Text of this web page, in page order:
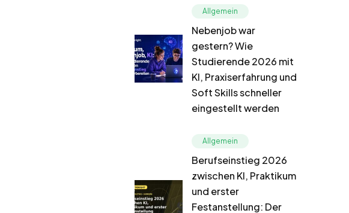
Allgemein
Nebenjob war
gestern? Wie
Studierende 2026 mit
KI, Praxiserfahrung und
Soft Skills schneller
eingestellt werden
Allgemein
Berufseinstieg 2026
zwischen KI, Praktikum
und erster
Festanstellung: Der